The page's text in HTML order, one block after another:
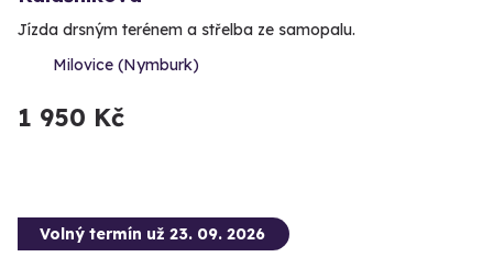
Jízda drsným terénem a střelba ze samopalu.
Milovice (Nymburk)
1 950 Kč
Volný termín už 23. 09. 2026